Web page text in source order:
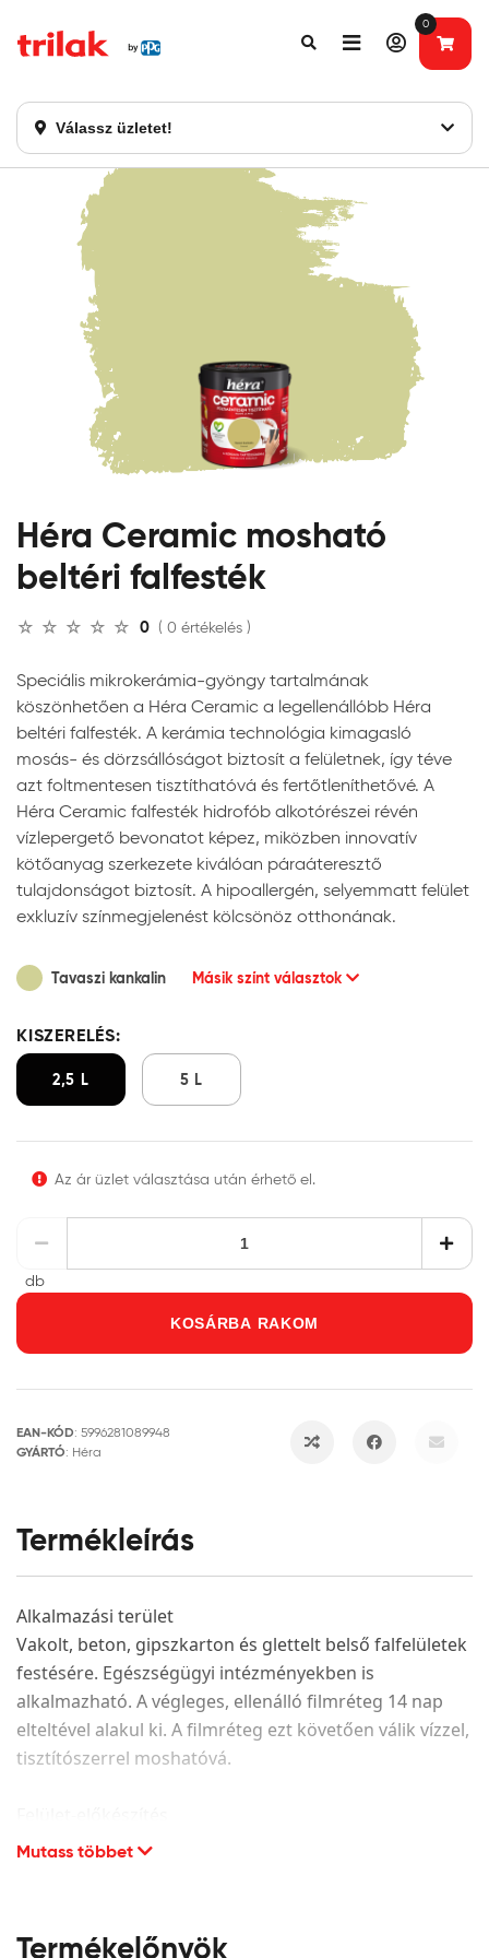
Válassz üzletet!
0
Fontos tájékoztatás!
Héra Ceramic mosható
beltéri falfesték
0 ( 0 értékelés )
Speciális mikrokerámia-gyöngy tartalmának
köszönhetően a Héra Ceramic a legellenállóbb Héra
beltéri falfesték. A kerámia technológia kimagasló
mosás- és dörzsállóságot biztosít a felületnek, így téve
azt foltmentesen tisztíthatóvá és fertőtleníthetővé. A
Héra Ceramic falfesték hidrofób alkotórészei révén
vízlepergető bevonatot képez, miközben innovatív
kötőanyag szerkezete kiválóan páraáteresztő
tulajdonságot biztosít. A hipoallergén, selyemmatt felület
exkluzív színmegjelenést kölcsönöz otthonának.
Tavaszi kankalin Másik színt választok
KISZERELÉS:
2,5 L 5 L
Az ár üzlet választása után érhető el.
db
KOSÁRBA RAKOM
EAN-KÓD: 5996281089948
GYÁRTÓ: Héra
Termékleírás
Alkalmazási terület
Vakolt, beton, gipszkarton és glettelt belső falfelületek
festésére. Egészségügyi intézményekben is
alkalmazható. A végleges, ellenálló filmréteg 14 nap
elteltével alakul ki. A filmréteg ezt követően válik vízzel,
tisztítószerrel moshatóvá.
A festendő felület legyen száraz, hordképes,
alapfelületnek megfelelően kijavítani. CMC alapú glett
Mutass többet
Termékelőnyök